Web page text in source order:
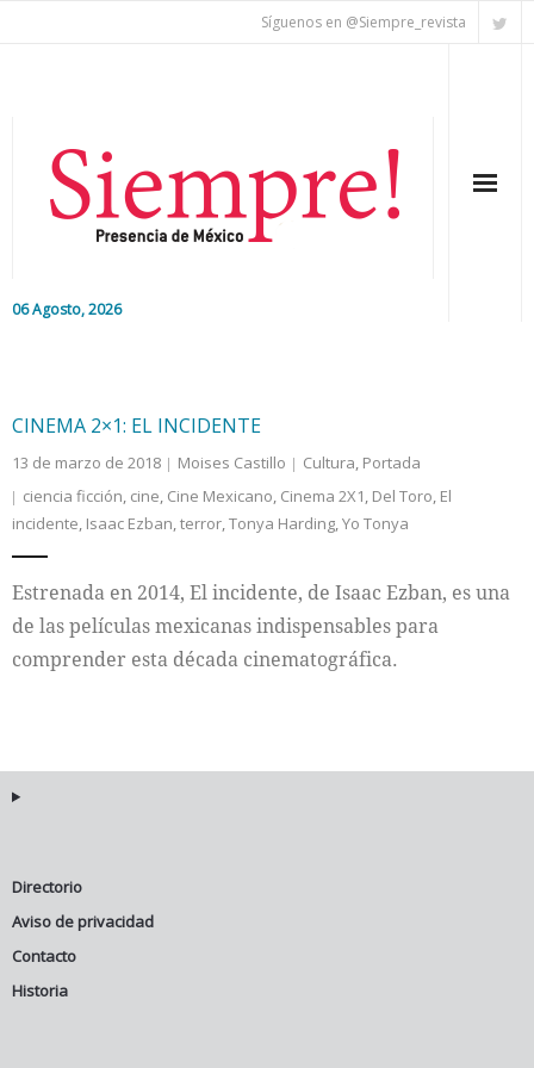
Síguenos en @Siempre_revista
06 Agosto, 2026
Nacional
Colaboradores
Internacional
Cultura
CINEMA 2×1: EL INCIDENTE
13 de marzo de 2018 Moises Castillo Cultura, Portada
ciencia ficción, cine, Cine Mexicano, Cinema 2X1, Del Toro, El
incidente, Isaac Ezban,terror,Tonya Harding,Yo Tonya
Estrenada en 2014, El incidente, de Isaac Ezban, es una
de las películas mexicanas indispensables para
comprender esta década cinematográfica.
Directorio
Aviso de privacidad
Contacto
Historia